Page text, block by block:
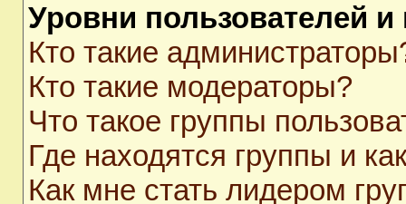
Уровни пользователей и
Кто такие
Кто такие модераторы?
Что такое группы
Где находятся группы и
Как мне стать лидером